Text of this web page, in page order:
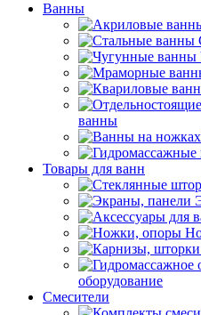
Ванны
ванны
Товары для ванн
оборудование
Смесители